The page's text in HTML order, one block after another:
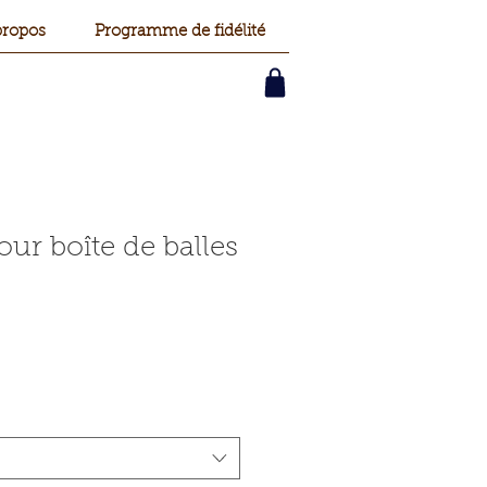
Programme de fidélité
boîte de balles